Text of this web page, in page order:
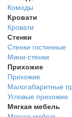
Комоды
Кровати
Кровати
Стенки
Стенки гостинные
Мини-стенки
Прихожие
Прихожие
Малогабаритные
Угловые прихожие
Мягкая мебель